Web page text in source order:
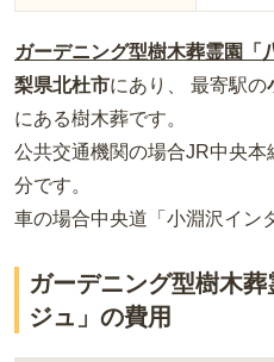
ガーデニング型樹木葬霊園「
梨県北杜市にあり、 最寄駅の
にある樹木葬です。
公共交通機関の場合JR中央本
分です。
車の場合中央道「小淵沢イン
ガーデニング型樹木
ジュ」の費用